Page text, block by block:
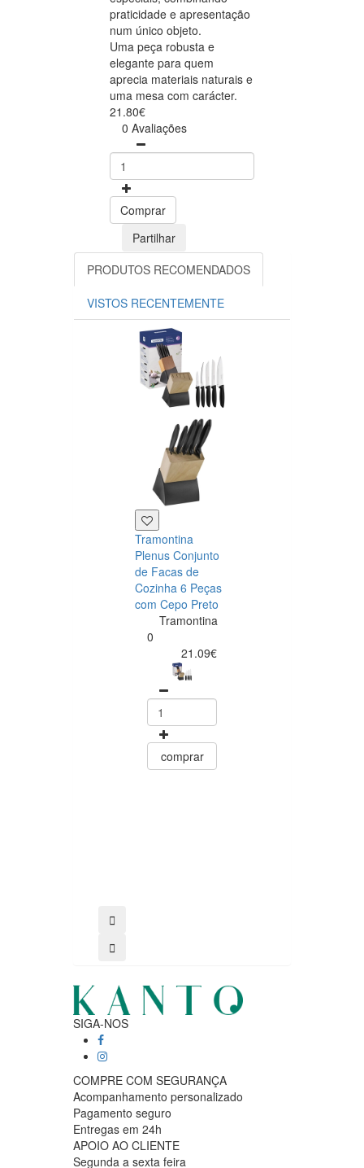
praticidade e apresentação
num único objeto.
Uma peça robusta e
elegante para quem
aprecia materiais naturais e
uma mesa com carácter.
21.80€
0 Avaliações
Comprar
Partilhar
PRODUTOS RECOMENDADOS
VISTOS RECENTEMENTE
Tramontina
Plenus Conjunto
de Facas de
Cozinha 6 Peças
com Cepo Preto
Tramontina
0
21.09€
comprar
SIGA-NOS
COMPRE COM SEGURANÇA
Acompanhamento personalizado
Pagamento seguro
Entregas em 24h
APOIO AO CLIENTE
Segunda a sexta feira